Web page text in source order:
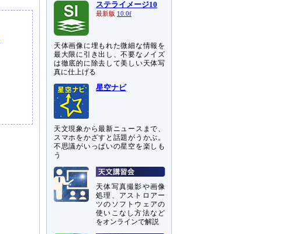
ステライメージ10
最新版 10.0f
天体画像に埋もれた微細な情報を
最大限に引き出し、不要なノイズ
は徹底的に除去して美しい天体写
真に仕上げる
星空ナビ
天文現象から最新ニュースまで、
スマホをかざすと話題がうかぶ。
不思議がいっぱいの星空を楽しも
う
天体写真撮影や画像
処理、アストロアー
ツのソフトウェアの
使いこなし方法など
をオンラインで解説